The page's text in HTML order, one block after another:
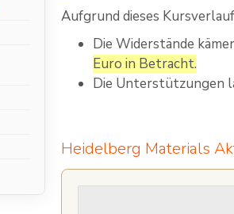
Aufgrund dieses
Die Widerstände
Euro in Betracht.
Die Unterstützungen
Heidelberg Materials